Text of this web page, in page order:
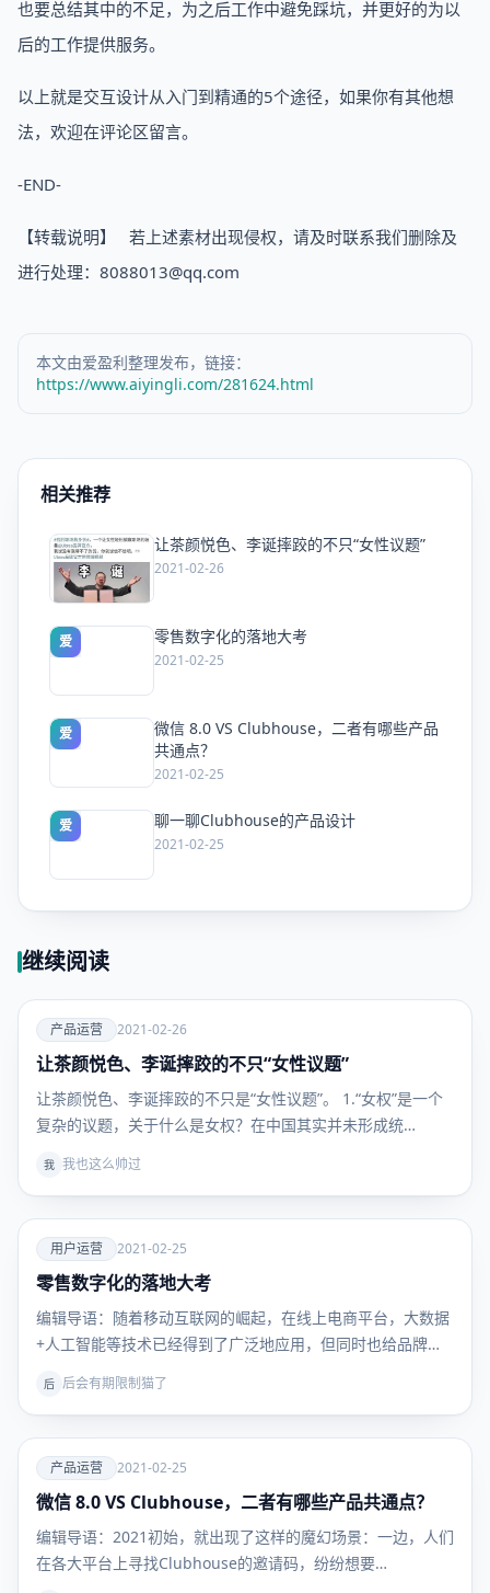
也要总结其中的不足，为之后工作中避免踩坑，并更好的为以
后的工作提供服务。
以上就是交互设计从入门到精通的5个途径，如果你有其他想
法，欢迎在评论区留言。
-END-
【转载说明】 若上述素材出现侵权，请及时联系我们删除及
进行处理：8088013@qq.com
本文由爱盈利整理发布，链接：
https://www.aiyingli.com/281624.html
相关推荐
爱 让茶颜悦色、李诞摔跤的不只“女性议题”
2021-02-26
爱 零售数字化的落地大考
2021-02-25
爱
微信 8.0 VS Clubhouse，二者有哪些产品
共通点？
2021-02-25
爱 聊一聊Clubhouse的产品设计
2021-02-25
继续阅读
爱
产品运
营
产品运营 2021-02-26
让茶颜悦色、李诞摔跤的不只“女性议题”
让茶颜悦色、李诞摔跤的不只是“女性议题”。 1.“女权”是一个
复杂的议题，关于什么是女权？在中国其实并未形成统…
我 我也这么帅过
爱
用户运
营
用户运营 2021-02-25
零售数字化的落地大考
编辑导语：随着移动互联网的崛起，在线上电商平台，大数据
+人工智能等技术已经得到了广泛地应用，但同时也给品牌商
后 后会有期限制猫了
爱
产品运
营
产品运营 2021-02-25
微信 8.0 VS Clubhouse，二者有哪些产品共通点？
编辑导语：2021初始，就出现了这样的魔幻场景：一边，人们
在各大平台上寻找Clubhouse的邀请码，纷纷想要…